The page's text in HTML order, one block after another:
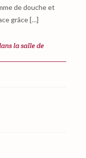
de douche et
grâce […]
la salle de